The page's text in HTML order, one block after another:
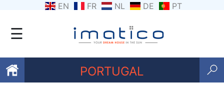
EN FR NL DE PT
☰
PORTUGAL